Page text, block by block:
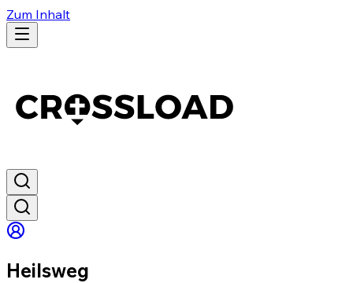
Zum Inhalt
Heilsweg